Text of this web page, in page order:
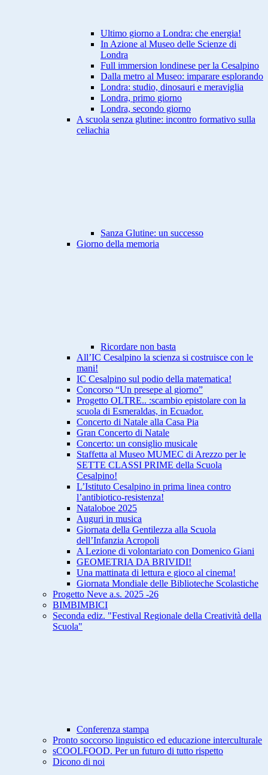
Ultimo giorno a Londra: che energia!
In Azione al Museo delle Scienze di
Londra
Full immersion londinese per la Cesalpino
Dalla metro al Museo: imparare esplorando
Londra: studio, dinosauri e meraviglia
Londra, primo giorno
Londra, secondo giorno
A scuola senza glutine: incontro formativo sulla
celiachia
Sanza Glutine: un successo
Giorno della memoria
Ricordare non basta
All’IC Cesalpino la scienza si costruisce con le
mani!
IC Cesalpino sul podio della matematica!
Concorso “Un presepe al giorno”
Progetto OLTRE.. :scambio epistolare con la
scuola di Esmeraldas, in Ecuador.
Concerto di Natale alla Casa Pia
Gran Concerto di Natale
Concerto: un consiglio musicale
Staffetta al Museo MUMEC di Arezzo per le
SETTE CLASSI PRIME della Scuola
Cesalpino!
L’Istituto Cesalpino in prima linea contro
l’antibiotico-resistenza!
Nataloboe 2025
Auguri in musica
Giornata della Gentilezza alla Scuola
dell’Infanzia Acropoli
A Lezione di volontariato con Domenico Giani
GEOMETRIA DA BRIVIDI!
Una mattinata di lettura e gioco al cinema!
Giornata Mondiale delle Biblioteche Scolastiche
Progetto Neve a.s. 2025 -26
BIMBIMBICI
Seconda ediz. "Festival Regionale della Creatività della
Scuola"
Conferenza stampa
Pronto soccorso linguistico ed educazione interculturale
sCOOLFOOD. Per un futuro di tutto rispetto
Dicono di noi